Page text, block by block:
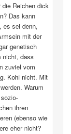
Reichen dick
Das kann
es sei denn,
mit der
genetisch
nicht, dass
zuviel vom
Kohl nicht. Mit
Warum
ihren
(ebenso wie
eher nicht?